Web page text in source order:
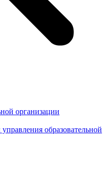
организации
образовательной